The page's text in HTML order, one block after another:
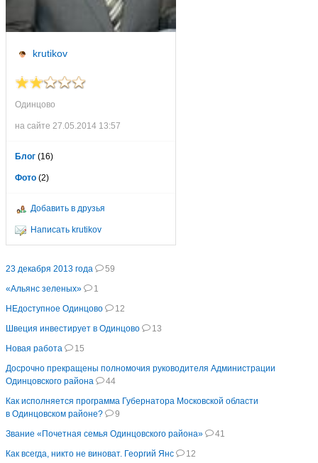
krutikov
Одинцово
на сайте 27.05.2014 13:57
Блог (16)
Фото (2)
Добавить в друзья
Написать krutikov
23 декабря 2013 года
59
«Альянс зеленых»
1
НЕдоступное Одинцово
12
Швеция инвестирует в Одинцово
13
Новая работа
15
Досрочно прекращены полномочия руководителя Администрации
Одинцовского района
44
Как исполняется программа Губернатора Московской области
в Одинцовском районе?
9
Звание «Почетная семья Одинцовского района»
41
Как всегда, никто не виноват. Георгий Янс
12